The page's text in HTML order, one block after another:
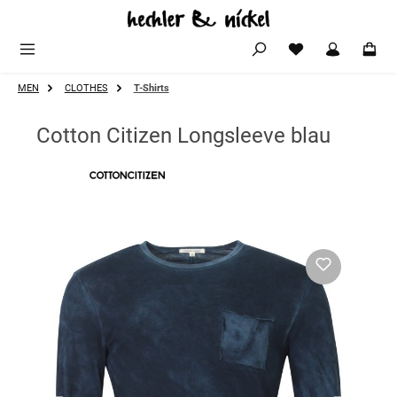
Zum Hauptinhalt springen
MEN CLOTHES T-Shirts
Cotton Citizen Longsleeve blau